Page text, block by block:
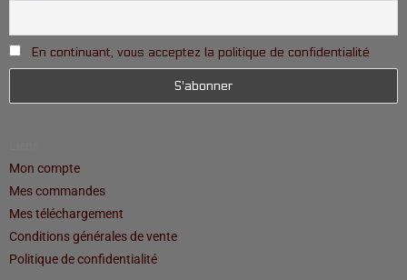
En continuant, vous acceptez la politique de confidentialité
Mon compte
Mes commandes
Mes téléchargement
Conditions générales de vente
Politique de confidentialité